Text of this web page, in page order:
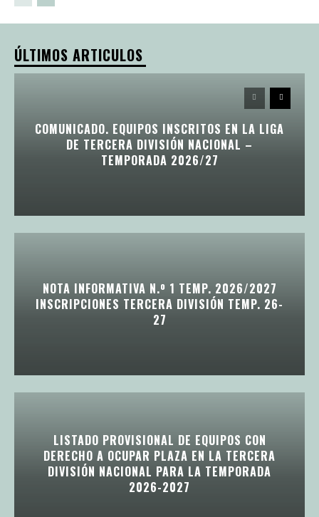
ÚLTIMOS ARTICULOS
COMUNICADO. EQUIPOS INSCRITOS EN LA LIGA
DE TERCERA DIVISIÓN NACIONAL –
TEMPORADA 2026/27
NOTA INFORMATIVA N.º 1 TEMP. 2026/2027
INSCRIPCIONES TERCERA DIVISIÓN TEMP. 26-
27
LISTADO PROVISIONAL DE EQUIPOS CON
DERECHO A OCUPAR PLAZA EN LA TERCERA
DIVISIÓN NACIONAL PARA LA TEMPORADA
2026-2027